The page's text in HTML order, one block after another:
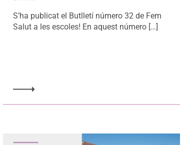
S’ha publicat el Butlletí número 32 de Fem
Salut a les escoles! En aquest número […]